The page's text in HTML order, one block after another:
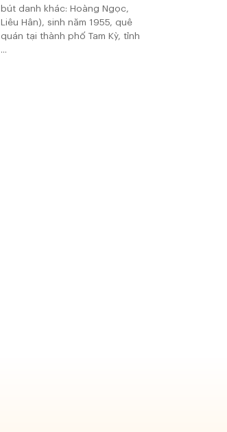
bút danh khác: Hoàng Ngọc,
Liêu Hân), sinh năm 1955, quê
quán tại thành phố Tam Kỳ, tỉnh
...